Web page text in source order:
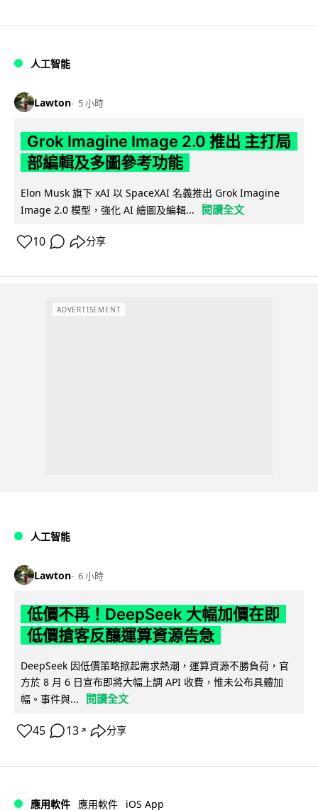
人工智能
Lawton 5 小時
Grok Imagine Image 2.0 推出 主打局
部編輯及多圖參考功能
Elon Musk 旗下 xAI 以 SpaceXAI 名義推出 Grok Imagine
Image 2.0 模型，強化 AI 繪圖及編輯...
閱讀全文
10 分享
ADVERTISEMENT
人工智能
Lawton 6 小時
低價不再！DeepSeek 大幅加價在即
低價搶客反釀運算資源告急
DeepSeek 因低價策略掀起需求熱潮，運算資源不勝負荷，官
方於 8 月 6 日宣布即將大幅上調 API 收費，惟未公布具體加
幅。事件與...
閱讀全文
45 13 ↗ 分享
應用軟件 應用軟件 iOS App